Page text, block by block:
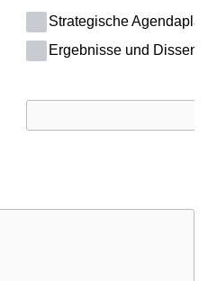
Strategische
Ergebnisse und